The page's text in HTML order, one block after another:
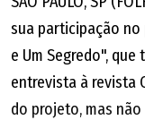
Filme: Dolores
Direção: Juliana
Show: Cláudia
sua participação no
e Um Segredo", que
entrevista à revista
do projeto, mas